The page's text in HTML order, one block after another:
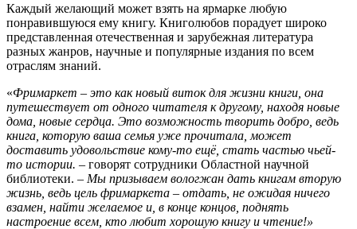
Каждый желающий может взять на ярмарке любую
понравившуюся ему книгу. Книголюбов порадует широко
представленная отечественная и зарубежная литература
разных жанров, научные и популярные издания по всем
отраслям знаний.
«Фримаркет – это как новый виток для жизни книги, она
путешествует от одного читателя к другому, находя новые
дома, новые сердца. Это возможность творить добро, ведь
книга, которую ваша семья уже прочитала, может
доставить удовольствие кому-то ещё, стать частью чьей-
то истории. – говорят сотрудники Областной научной
библиотеки. – Мы призываем вологжан дать книгам вторую
жизнь, ведь цель фримаркета – отдать, не ожидая ничего
взамен, найти желаемое и, в конце концов, поднять
настроение всем, кто любит хорошую книгу и чтение!»